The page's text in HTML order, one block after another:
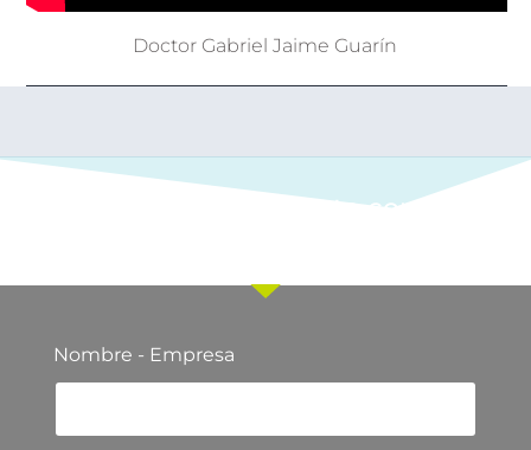
Doctor Gabriel Jaime Guarín
Ponte en contacto con
Nombre - Empresa